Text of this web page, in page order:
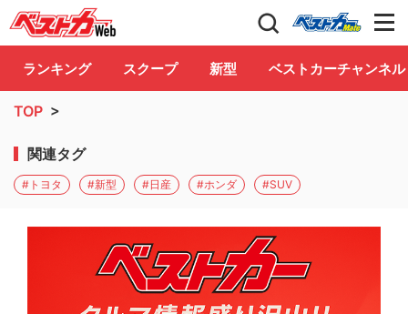
自動車情報誌「ベストカー」 Club
ランキング スクープ 新型 ベストカーチャンネル
TOP >
関連タグ
#トヨタ #新型 #日産 #ホンダ #SUV